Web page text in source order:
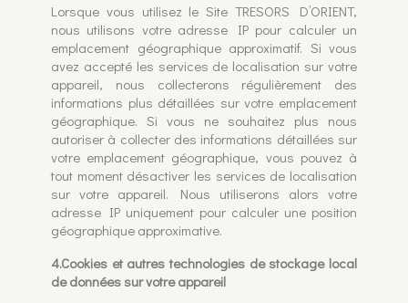
Lorsque vous utilisez le Site TRESORS D’ORIENT,
nous utilisons votre adresse IP pour calculer un
emplacement géographique approximatif. Si vous
avez accepté les services de localisation sur votre
appareil, nous collecterons régulièrement des
informations plus détaillées sur votre emplacement
géographique. Si vous ne souhaitez plus nous
autoriser à collecter des informations détaillées sur
votre emplacement géographique, vous pouvez à
tout moment désactiver les services de localisation
sur votre appareil. Nous utiliserons alors votre
adresse IP uniquement pour calculer une position
géographique approximative.
4.Cookies et autres technologies de stockage local
de données sur votre appareil